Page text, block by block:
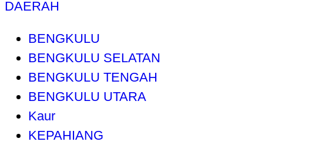
DAERAH
BENGKULU
BENGKULU SELATAN
BENGKULU TENGAH
BENGKULU UTARA
Kaur
KEPAHIANG